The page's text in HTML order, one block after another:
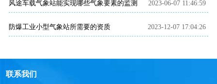
风途车载气象站能实现哪些气象要素的监测 2023-06-07 11:46:59
防爆工业小型气象站所需要的资质 2023-12-07 17:04:26
联系我们